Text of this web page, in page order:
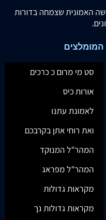
האמונית שצמחה בדורות
המומלצים
סט מי מרום כ כרכים
אורות כיס
לאמונת עתנו
ואת רוחי אתן בקרבכם
המהר"ל המנוקד
המהר"ל מפראג
מקראות גדולות
מקראות גדולות נך